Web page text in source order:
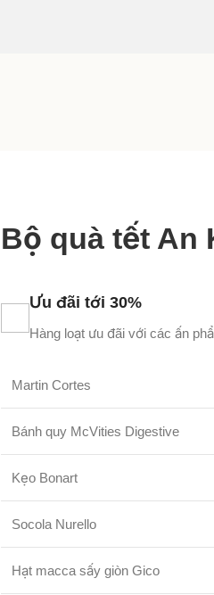
Bộ quà tết An
Ưu đãi tới 30%
Hàng loạt ưu đãi với các ấn
Martin Cortes
Bánh quy McVities Digestive
Kẹo Bonart
Socola Nurello
Hạt macca sấy giòn Gico